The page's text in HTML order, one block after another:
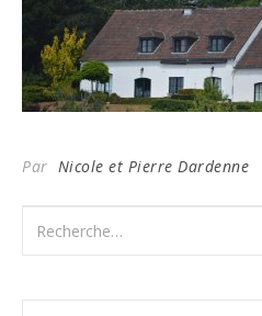
Par Nicole et Pierre Dardenne